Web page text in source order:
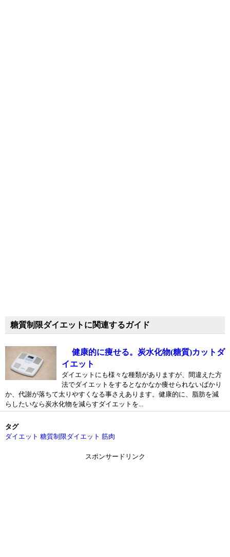
糖質制限ダイエットに関連するガイド
健康的に痩せる。炭水化物(糖質)カットダ
イエット
ダイエットにも様々な種類がありますが、間違えた方
法でダイエットをするとなかなか痩せられないばかり
か、代謝が落ちて太りやすくなる事さえあります。健康的に、脂肪を減
らしたいなら炭水化物を減らすダイエットを...
タグ
ダイエット 糖質制限ダイエット 筋肉
スポンサードリンク